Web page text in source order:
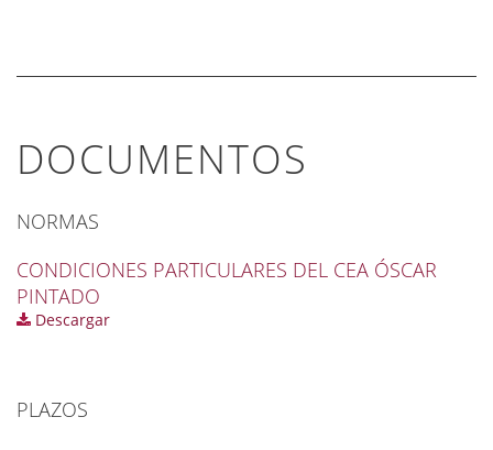
DOCUMENTOS
NORMAS
CONDICIONES PARTICULARES DEL CEA ÓSCAR
PINTADO
Descargar
PLAZOS